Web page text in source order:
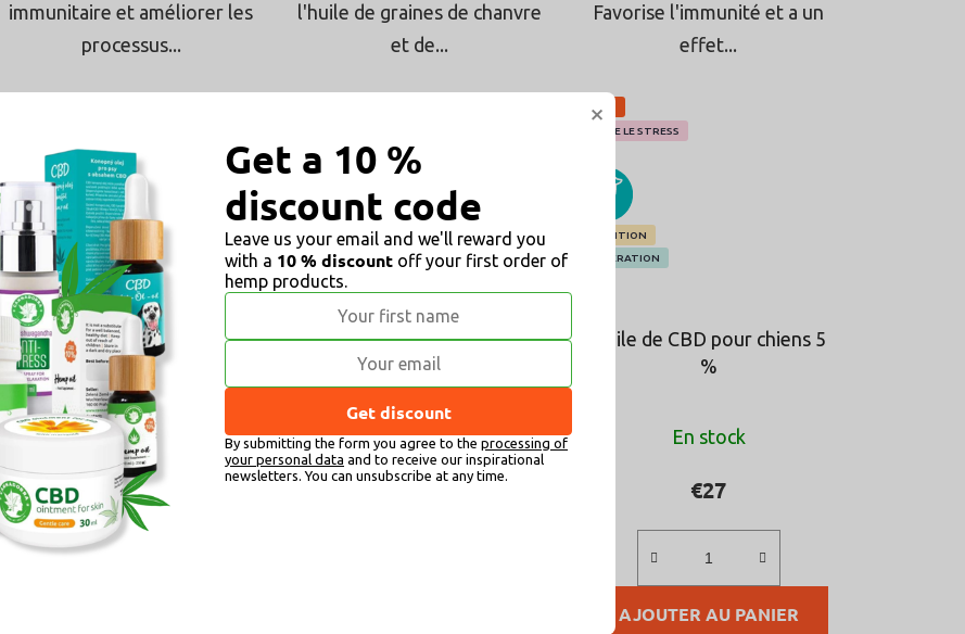
immunitaire et améliorer les
processus...
l'huile de graines de chanvre
et de...
Favorise l'immunité et a un
effet...
MEILLEUR SOMMEIL
Thé au CBD portionné, 4 %
CBD, BIO, 20 sachets
L'évaluation
moyenne
du
produit
En stock
€13,99
RÉGÉNÉRATION
CBD 5%
Huile de CBD 5 % - saveur
fruitée, 10 ml
L'évaluation
moyenne
du
En stock
€31,90
CBD 5%
CONTRE LE STRESS
DOG
PRÉVENTION
RÉGÉNÉRATION
Huile de CBD pour chiens 5
%
moyenne
du
est
de
4,9
En stock
€27
AJOUTER AU PANIER
×
Get a 10 %
discount code
Leave us your email and we'll reward you
with a 10 % discount off your first order of
hemp products.
Get discount
By submitting the form you agree to the processing of
your personal data and to receive our inspirational
newsletters. You can unsubscribe at any time.